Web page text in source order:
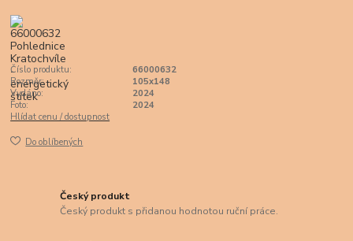
Číslo produktu:
66000632
Rozměr:
105x148
Vydáno:
2024
Foto:
2024
Hlídat cenu / dostupnost
Do oblíbených
Český produkt
Český produkt s přidanou hodnotou ruční práce.